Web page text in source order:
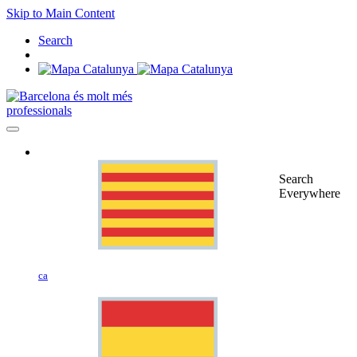
Skip to Main Content
Search
professionals
ca
Search
Everywhere